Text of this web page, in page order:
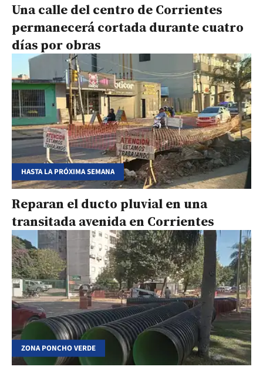
Una calle del centro de Corrientes
permanecerá cortada durante cuatro
días por obras
HASTA LA PRÓXIMA SEMANA
Reparan el ducto pluvial en una
transitada avenida en Corrientes
ZONA PONCHO VERDE